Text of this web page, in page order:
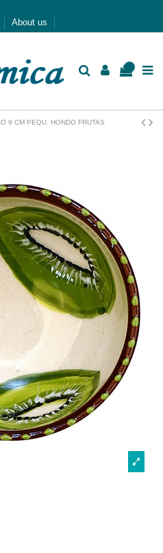
About us
9 CM PEQU. HONDO FRUTAS